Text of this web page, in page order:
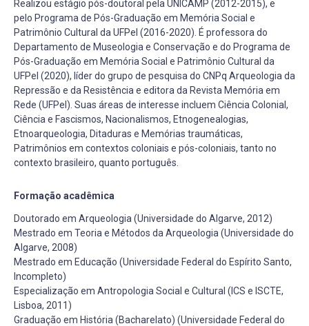
Realizou estágio pós-doutoral pela UNICAMP (2012-2015), e
pelo Programa de Pós-Graduação em Memória Social e
Patrimônio Cultural da UFPel (2016-2020). É professora do
Departamento de Museologia e Conservação e do Programa de
Pós-Graduação em Memória Social e Patrimônio Cultural da
UFPel (2020), líder do grupo de pesquisa do CNPq Arqueologia da
Repressão e da Resistência e editora da Revista Memória em
Rede (UFPel). Suas áreas de interesse incluem Ciência Colonial,
Ciência e Fascismos, Nacionalismos, Etnogenealogias,
Etnoarqueologia, Ditaduras e Memórias traumáticas,
Patrimônios em contextos coloniais e pós-coloniais, tanto no
contexto brasileiro, quanto português.
Formação acadêmica
Doutorado em Arqueologia (Universidade do Algarve, 2012)
Mestrado em Teoria e Métodos da Arqueologia (Universidade do
Algarve, 2008)
Mestrado em Educação (Universidade Federal do Espírito Santo,
Incompleto)
Especialização em Antropologia Social e Cultural (ICS e ISCTE,
Lisboa, 2011)
Graduação em História (Bacharelato) (Universidade Federal do